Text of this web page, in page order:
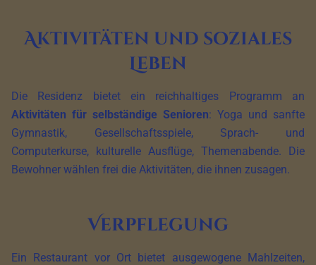
Aktivitäten und soziales
Leben
Die Residenz bietet ein reichhaltiges Programm an
Aktivitäten für selbständige Senioren: Yoga und sanfte
Gymnastik, Gesellschaftsspiele, Sprach- und
Computerkurse, kulturelle Ausflüge, Themenabende. Die
Bewohner wählen frei die Aktivitäten, die ihnen zusagen.
Verpflegung
Ein Restaurant vor Ort bietet ausgewogene Mahlzeiten,